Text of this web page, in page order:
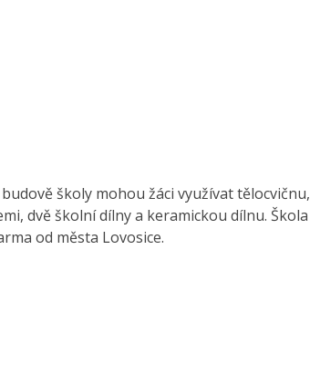
školy mohou žáci využívat tělocvičnu,
dvě školní dílny a keramickou dílnu. Škola
od města Lovosice.